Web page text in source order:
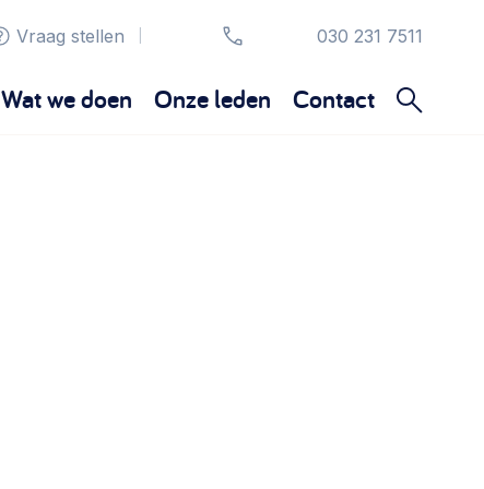
Vraag stellen 030 231 7511
Wat we doen Onze leden Contact